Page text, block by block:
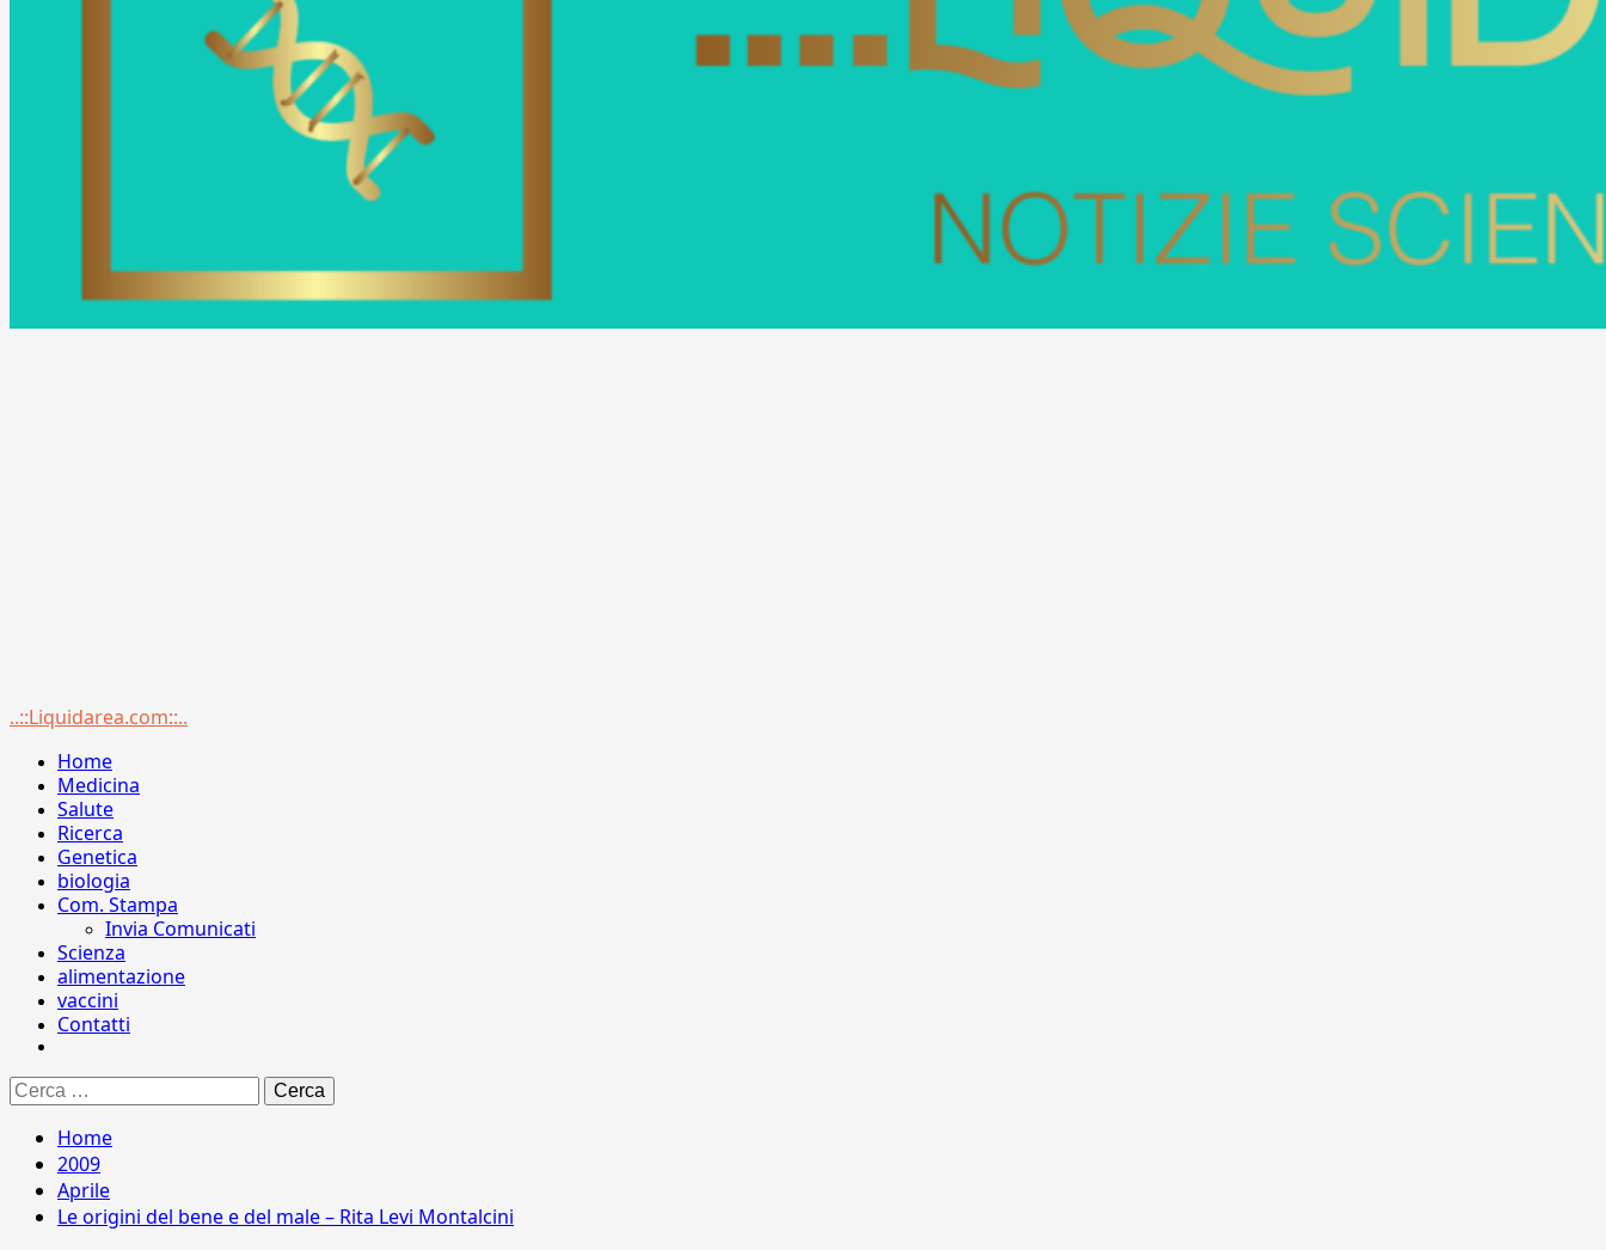
Menu
..::Liquidarea.com::..
Home
Medicina
Salute
Ricerca
Genetica
biologia
Com. Stampa
Invia Comunicati
Scienza
alimentazione
vaccini
Contatti
Ricerca
per:
Home
2009
Aprile
Le origini del bene e del male – Rita Levi Montalcini